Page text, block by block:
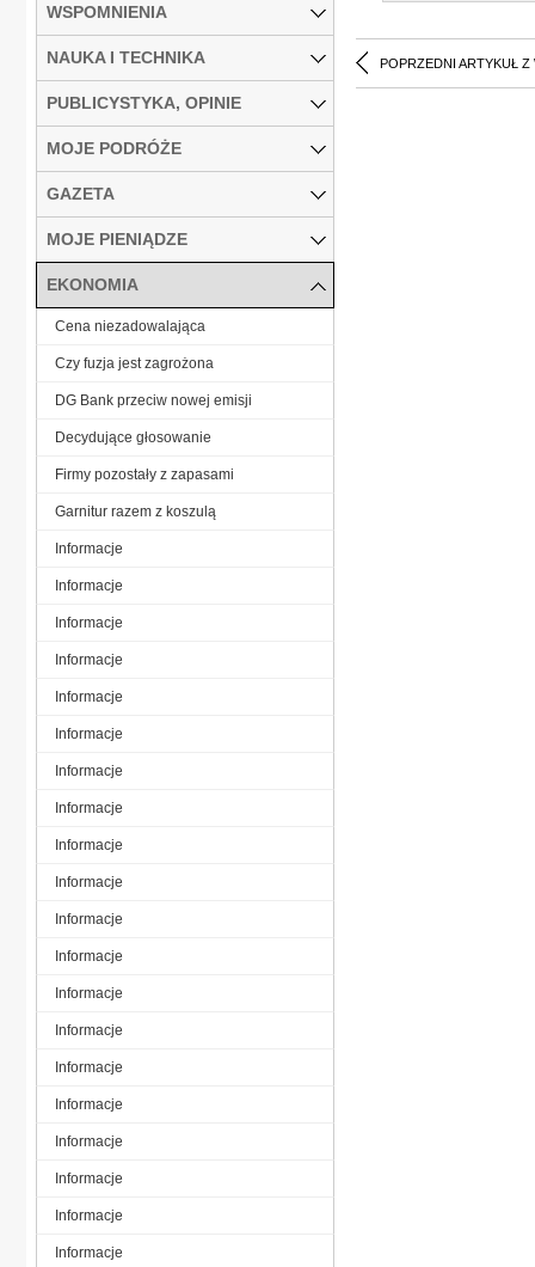
POPRZEDNI ARTYKUŁ Z
WSPOMNIENIA
NAUKA I TECHNIKA
PUBLICYSTYKA, OPINIE
MOJE PODRÓŻE
GAZETA
MOJE PIENIĄDZE
EKONOMIA
Cena niezadowalająca
Czy fuzja jest zagrożona
DG Bank przeciw nowej emisji
Decydujące głosowanie
Firmy pozostały z zapasami
Garnitur razem z koszulą
Informacje
Informacje
Informacje
Informacje
Informacje
Informacje
Informacje
Informacje
Informacje
Informacje
Informacje
Informacje
Informacje
Informacje
Informacje
Informacje
Informacje
Informacje
Informacje
Informacje